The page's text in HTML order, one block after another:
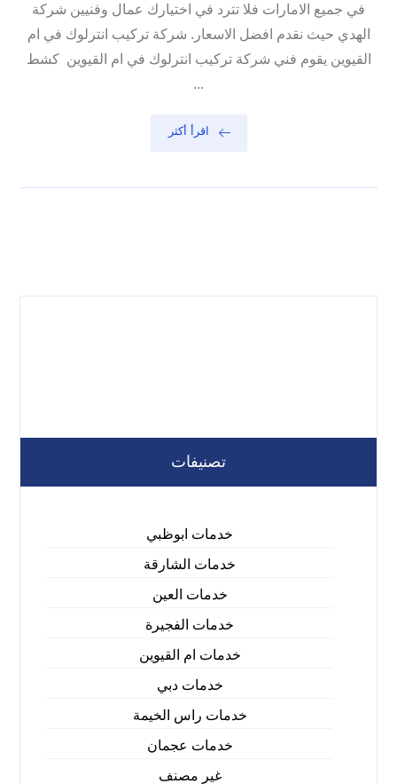
في جميع الامارات فلا تترد في اختيارك عمال وفنيين شركة
الهدي حيث نقدم افضل الاسعار. شركة تركيب انترلوك في ام
القيوين يقوم فني شركة تركيب انترلوك في ام القيوين كشط
...
اقرأ أكثر
تصنيفات
خدمات ابوظبي
خدمات الشارقة
خدمات العين
خدمات الفجيرة
خدمات ام القيوين
خدمات دبي
خدمات راس الخيمة
خدمات عجمان
غير مصنف